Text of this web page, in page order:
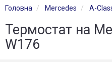
Головна Mercedes A-
Термостат на
W176